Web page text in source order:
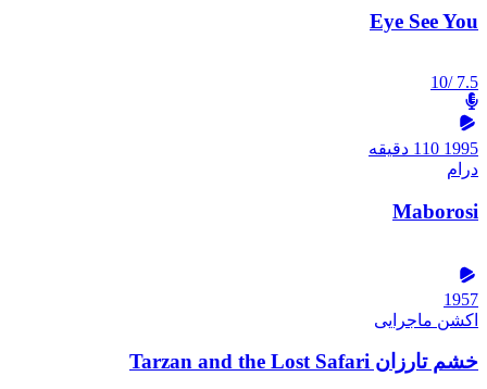
Eye See You
7.5
/10
1995 110 دقیقه
درام
Maborosi
1957
اکشن ماجرایی
خشم تارزان Tarzan and the Lost Safari